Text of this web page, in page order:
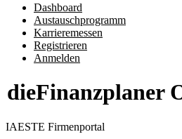
Dashboard
Austauschprogramm
Karrieremessen
Registrieren
Anmelden
dieFinanzplaner
IAESTE Firmenportal